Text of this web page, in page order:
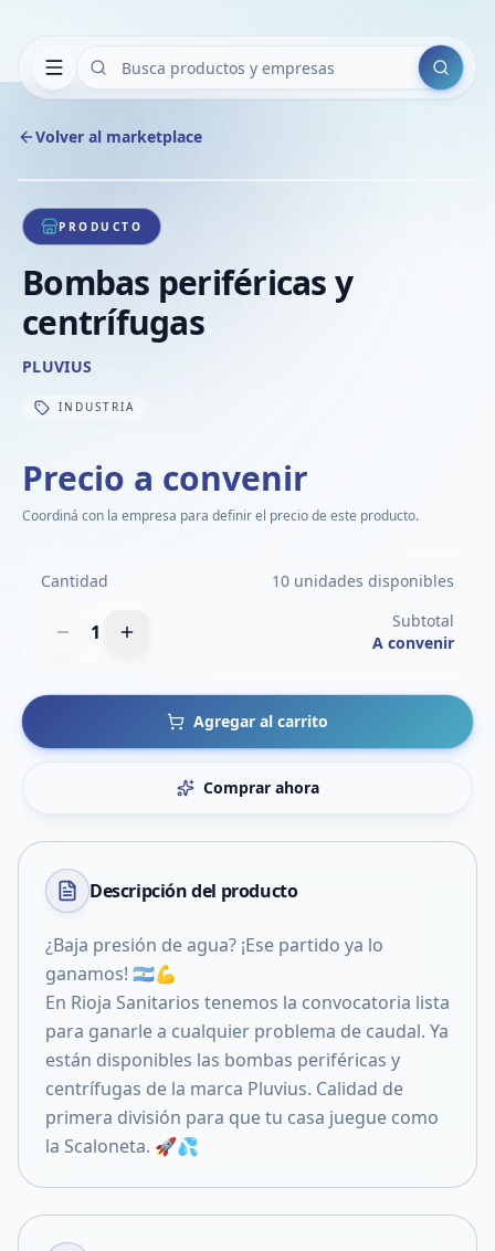
Buscar
Volver al marketplace
1/1
PRODUCTO
Bombas periféricas y
centrífugas
PLUVIUS
INDUSTRIA
Precio a convenir
Coordiná con la empresa para definir el precio de este producto.
Cantidad 10 unidades disponibles
1
Subtotal
A convenir
Agregar al carrito
Comprar ahora
Descripción del producto
¿Baja presión de agua? ¡Ese partido ya lo
ganamos! 🇦🇷💪
En Rioja Sanitarios tenemos la convocatoria lista
para ganarle a cualquier problema de caudal. Ya
están disponibles las bombas periféricas y
centrífugas de la marca Pluvius. Calidad de
primera división para que tu casa juegue como
la Scaloneta. 🚀💦